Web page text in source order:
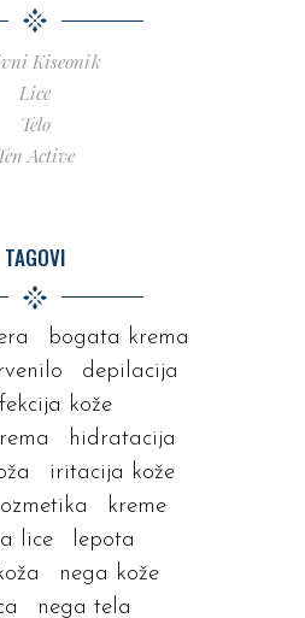
Kiseonik
Lice
Telo
Active
TAGOVI
bogata krema
depilacija
kože
hidratacija
iritacija kože
kreme
lice
lepota
nega kože
nega tela